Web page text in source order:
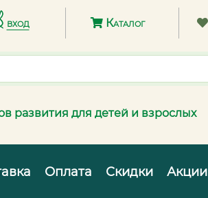
вход Каталог
развития для детей и взрослых
Оплата Скидки Акции